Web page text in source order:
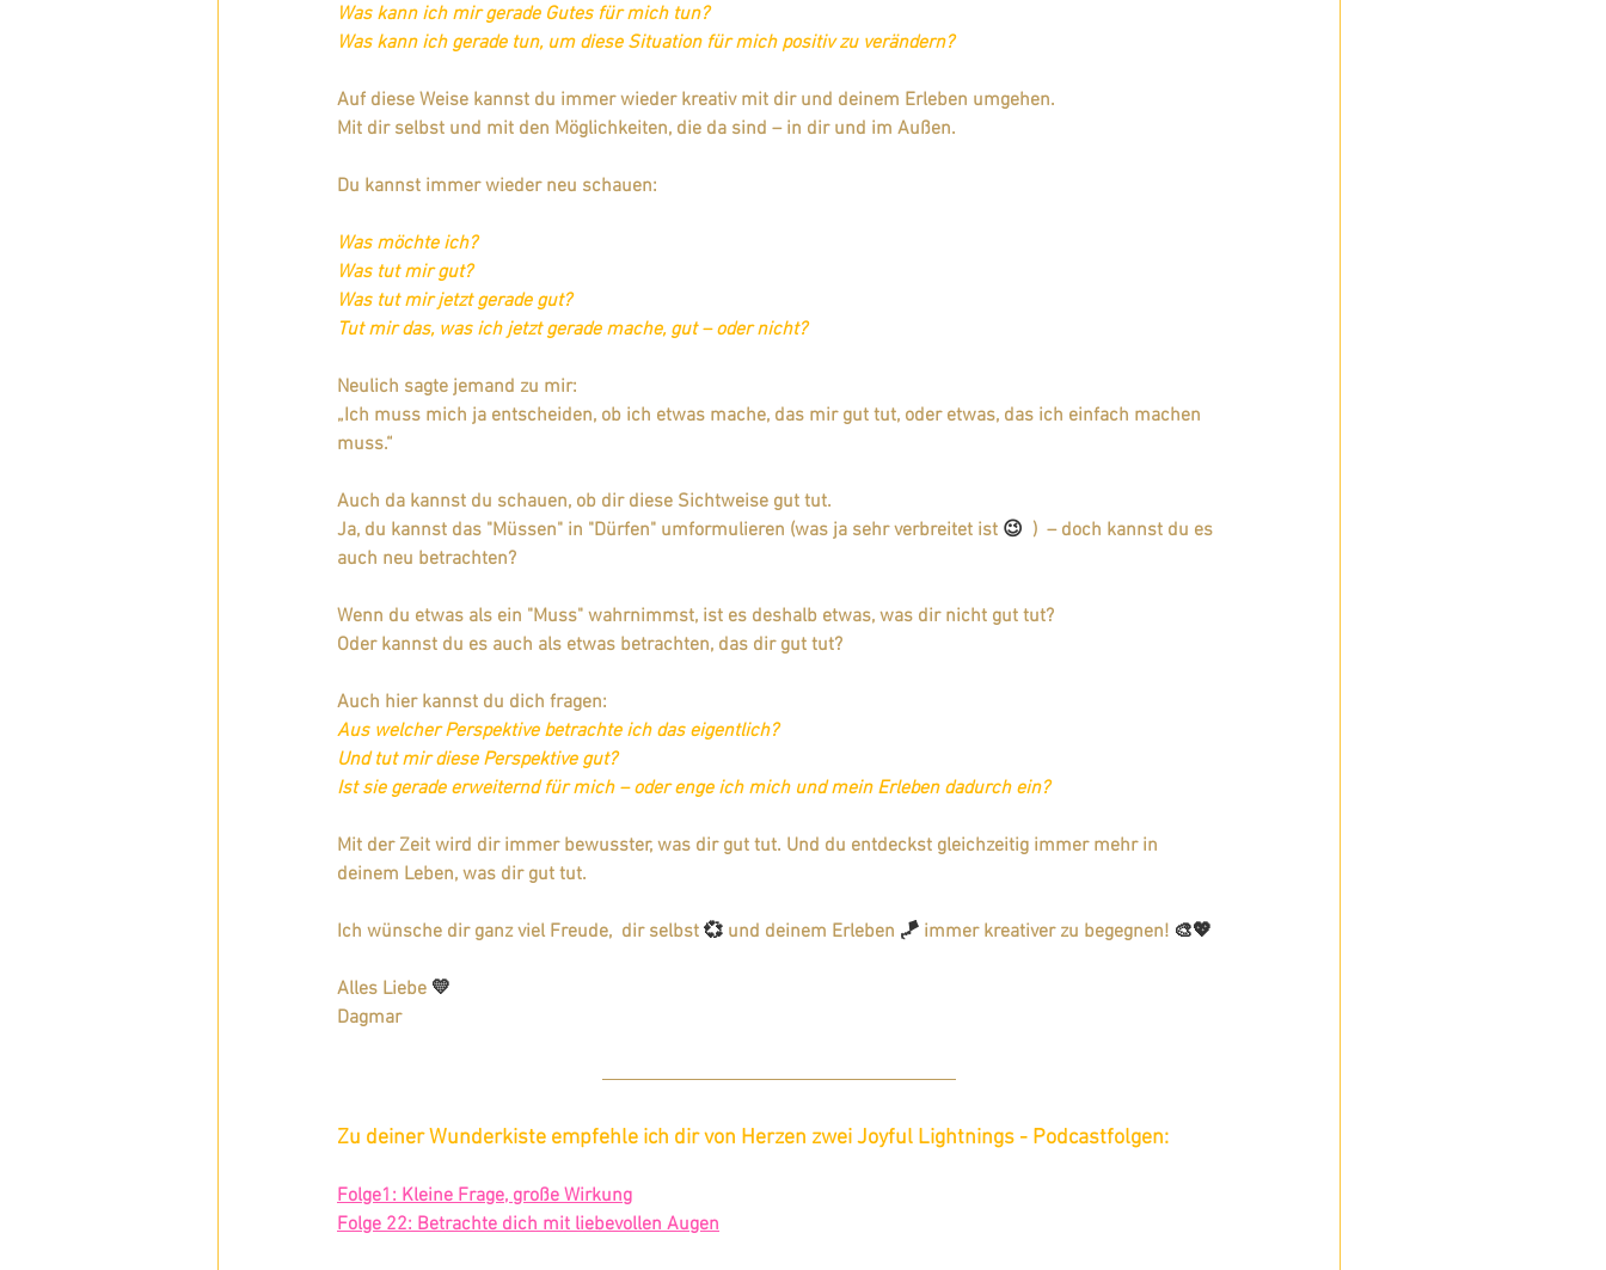
Was kann ich mir gerade Gutes für mich tun?
Was kann ich gerade tun, um diese Situation für mich positiv zu verändern?
Auf diese Weise kannst du immer wieder kreativ mit dir und deinem Erleben umgehen.
Mit dir selbst und mit den Möglichkeiten, die da sind – in dir und im Außen.
Du kannst immer wieder neu schauen:
Was möchte ich?
Was tut mir gut?
Was tut mir jetzt gerade gut?
Tut mir das, was ich jetzt gerade mache, gut – oder nicht?
Neulich sagte jemand zu mir:
„Ich muss mich ja entscheiden, ob ich etwas mache, das mir gut tut, oder etwas, das ich einfach machen
muss.“
Auch da kannst du schauen, ob dir diese Sichtweise gut tut.
Ja, du kannst das "Müssen" in "Dürfen" umformulieren (was ja sehr verbreitet ist 😉
  )  – doch kannst du es
auch neu betrachten?
Wenn du etwas als ein "Muss" wahrnimmst, ist es deshalb etwas, was dir nicht gut tut?
Oder kannst du es auch als etwas betrachten, das dir gut tut?
Auch hier kannst du dich fragen:
Aus welcher Perspektive betrachte ich das eigentlich?
Und tut mir diese Perspektive gut?
Ist sie gerade erweiternd für mich – oder enge ich mich und mein Erleben dadurch ein?
Mit der Zeit wird dir immer bewusster, was dir gut tut. Und du entdeckst gleichzeitig immer mehr in
deinem Leben, was dir gut tut.
Ich wünsche dir ganz viel Freude,  dir selbst 💞 und deinem Erleben 🪁 immer kreativer zu begegnen! 🎨💖
Alles Liebe 💛
Dagmar
Zu deiner Wunderkiste empfehle ich dir von Herzen zwei Joyful Lightnings - Podcastfolgen:
Folge1: Kleine Frage, große Wirkung
Folge 22: Betrachte dich mit liebevollen Augen